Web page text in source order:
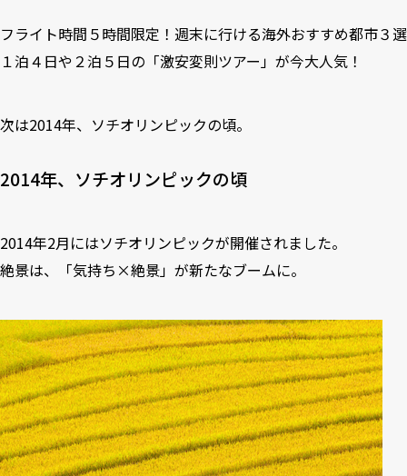
フライト時間５時間限定！週末に行ける海外おすすめ都市３選
１泊４日や２泊５日の「激安変則ツアー」が今大人気！
次は2014年、ソチオリンピックの頃。
2014年、ソチオリンピックの頃
2014年2月にはソチオリンピックが開催されました。
絶景は、「気持ち×絶景」が新たなブームに。